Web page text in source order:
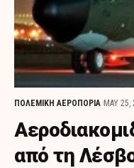
ΠΟΛΕΜΙΚΗ ΑΕΡΟΠΟΡΙΑ MAY 25,
από τη